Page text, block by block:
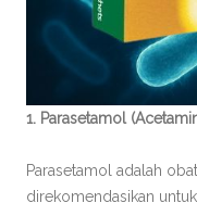
1. Parasetamol
Parasetamol adalah
direkomendasikan